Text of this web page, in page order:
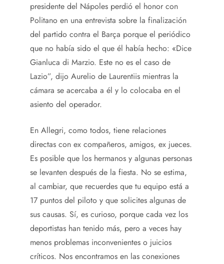
presidente del Nápoles perdió el honor con
Politano en una entrevista sobre la finalización
del partido contra el Barça porque el periódico
que no había sido el que él había hecho: «Dice
Gianluca di Marzio. Este no es el caso de
Lazio”, dijo Aurelio de Laurentiis mientras la
cámara se acercaba a él y lo colocaba en el
asiento del operador.
En Allegri, como todos, tiene relaciones
directas con ex compañeros, amigos, ex jueces.
Es posible que los hermanos y algunas personas
se levanten después de la fiesta. No se estima,
al cambiar, que recuerdes que tu equipo está a
17 puntos del piloto y que solicites algunas de
sus causas. Sí, es curioso, porque cada vez los
deportistas han tenido más, pero a veces hay
menos problemas inconvenientes o juicios
críticos. Nos encontramos en las conexiones